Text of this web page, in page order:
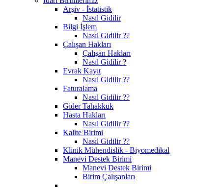
Arşiv - İstatistik
Nasıl Gidilir
Bilgi İşlem
Nasıl Gidilir ??
Çalışan Hakları
Çalışan Hakları
Nasıl Gidilir ?
Evrak Kayıt
Nasıl Gidilir ??
Faturalama
Nasıl Gidilir ??
Gider Tahakkuk
Hasta Hakları
Nasıl Gidilir ??
Kalite Birimi
Nasıl Gidilir ??
Klinik Mühendislik - Biyomedikal
Manevi Destek Birimi
Manevi Destek Birimi
Birim Çalışanları